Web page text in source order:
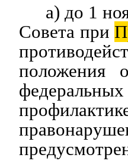
а) до 1
Совета при
положения